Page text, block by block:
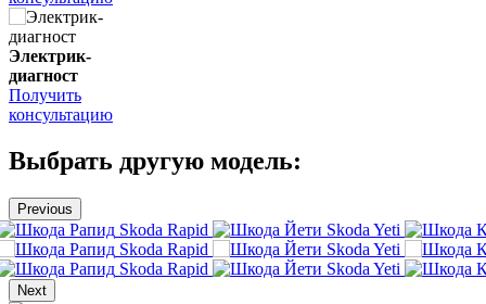
Электрик-
диагност
Получить
консультацию
Выбрать другую модель:
Previous
Skoda Rapid
Skoda Yeti
Skoda Rapid
Skoda Yeti
Skoda Rapid
Skoda Yeti
Next